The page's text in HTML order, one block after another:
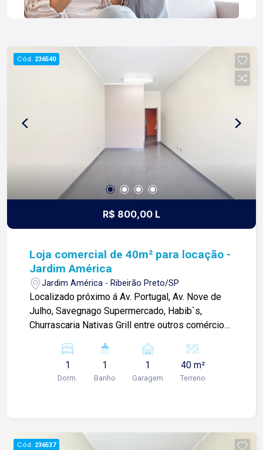
Cód. 236540
R$ 800,00 L
Loja comercial de 40m² para locação -
Jardim América
Jardim América - Ribeirão Preto/SP
Localizado próximo á Av. Portugal, Av. Nove de
Julho, Savegnago Supermercado, Habib`s,
Churrascaria Nativas Grill entre outros comércios.
de visita, entre em contato. Lago Imóveis - desde
1987 construindo relacionamentos e confiança
1
Dorm.
1
Banho
1
Garagem
40 m²
Terreno
Cód. 236537